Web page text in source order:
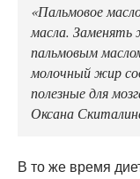
«Пальмовое
масла. Заменять
пальмовым
молочный жир
полезные для
Оксана
В то же время